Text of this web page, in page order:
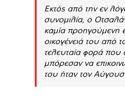
Εκτός από την εν
συνομιλία, ο
καμία προηγούμενη
οικογένειά του από
τελευταία φορά που
μπόρεσαν να
του ήταν τον